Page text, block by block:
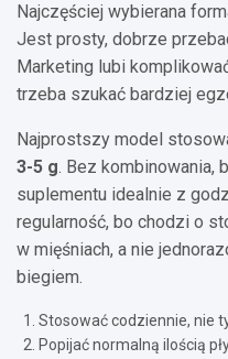
Najczęściej wybierana
Jest prosty, dobrze
Marketing lubi
trzeba szukać bardziej
Najprostszy model
3-5 g. Bez kombinowania,
suplementu idealnie z
regularność, bo chodzi o
w mięśniach, a nie
biegiem.
Stosować codziennie, nie
Popijać normalną ilością